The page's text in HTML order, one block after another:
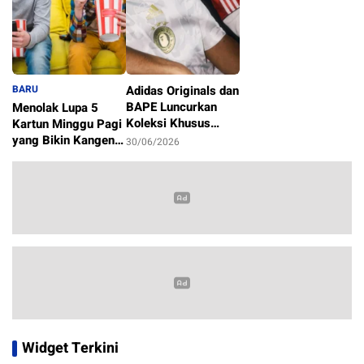
BARU
Menolak Lupa 5
Kartun Minggu Pagi
yang Bikin Kangen
1/07/2026
Adidas Originals dan
BAPE Luncurkan
Koleksi Khusus
Sambut Piala Dunia
30/06/2026
Widget Terkini